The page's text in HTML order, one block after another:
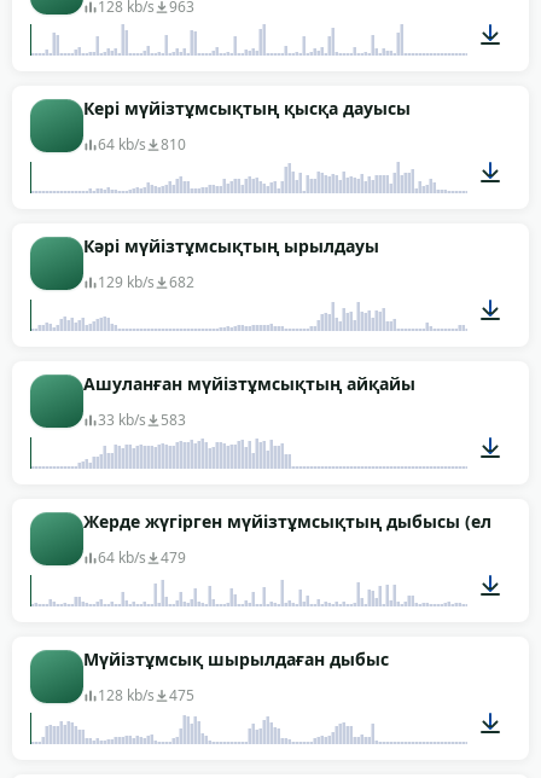
128 kb/s 963
Кері мүйізтұмсықтың қысқа дауысы
64 kb/s 810
Кәрі мүйізтұмсықтың ырылдауы
129 kb/s 682
Ашуланған мүйізтұмсықтың айқайы
33 kb/s 583
00:01
Жерде жүгірген мүйізтұмсықтың дыбысы (еліктеу)
64 kb/s 479
Мүйізтұмсық шырылдаған дыбыс
128 kb/s 475